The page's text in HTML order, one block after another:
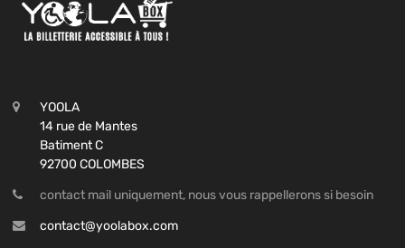
YOOLA
14 rue de Mantes
Batiment C
92700 COLOMBES
contact mail uniquement, nous vous rappellerons si besoin
contact@yoolabox.com